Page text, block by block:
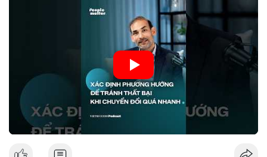
thất bại giúp quản lý rủi ro hiệu quả và tránh lặp lại sai lầm.
Điều này đặc biệt quan trọng khi áp dụng vào các mô hình kinh
doanh mới hoặc đầu tư vào dự án blockchain.
🎥 Xem video trực tiếp tại:
Nguồn: VIETSUCCESS